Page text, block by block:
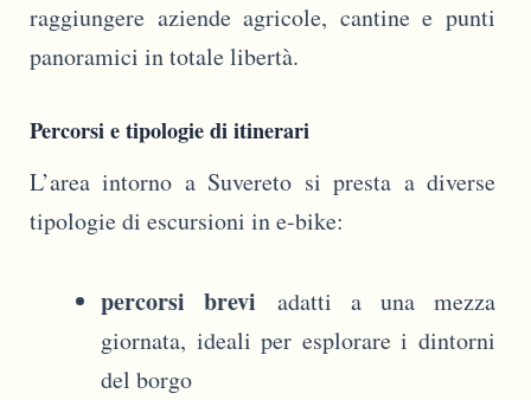
raggiungere aziende agricole, cantine e punti
panoramici in totale libertà.
Percorsi e tipologie di itinerari
L’area intorno a Suvereto si presta a diverse
tipologie di escursioni in e-bike:
percorsi brevi adatti a una mezza
giornata, ideali per esplorare i dintorni
del borgo